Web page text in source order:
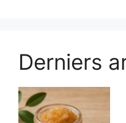
Derniers